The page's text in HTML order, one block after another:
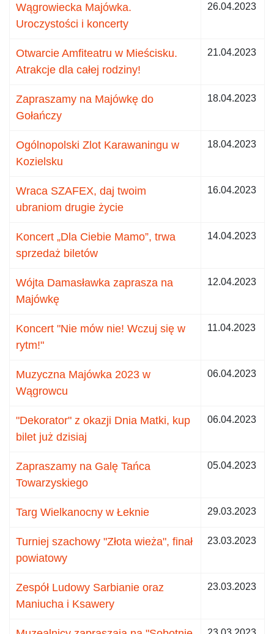
Wągrowiecka Majówka.
Uroczystości i koncerty
26.04.2023
Otwarcie Amfiteatru w Mieścisku.
Atrakcje dla całej rodziny!
21.04.2023
Zapraszamy na Majówkę do
Gołańczy
18.04.2023
Ogólnopolski Zlot Karawaningu w
Kozielsku
18.04.2023
Wraca SZAFEX, daj twoim
ubraniom drugie życie
16.04.2023
Koncert „Dla Ciebie Mamo”, trwa
sprzedaż biletów
14.04.2023
Wójta Damasławka zaprasza na
Majówkę
12.04.2023
Koncert "Nie mów nie! Wczuj się w
rytm!"
11.04.2023
Muzyczna Majówka 2023 w
Wągrowcu
06.04.2023
"Dekorator" z okazji Dnia Matki, kup
bilet już dzisiaj
06.04.2023
Zapraszamy na Galę Tańca
Towarzyskiego
05.04.2023
Targ Wielkanocny w Łeknie 29.03.2023
Turniej szachowy "Złota wieża", finał
powiatowy
23.03.2023
Zespół Ludowy Sarbianie oraz
Maniucha i Ksawery
23.03.2023